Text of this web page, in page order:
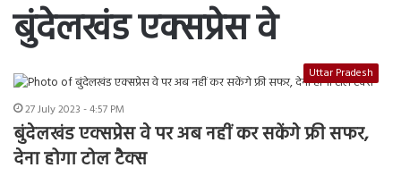
बुंदेलखंड एक्सप्रेस वे
Uttar Pradesh
27 July 2023 - 4:57 PM
बुंदेलखंड एक्सप्रेस वे पर अब नहीं कर सकेंगे फ्री सफर,
देना होगा टोल टैक्स